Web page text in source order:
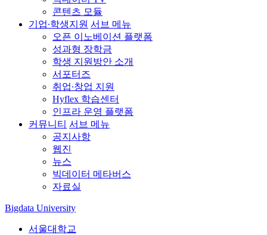
콘텐츠 모듈
기업∙학생지원 서브 메뉴
오픈 이노베이션 플랫폼
성과형 장학금
학생 지원방안 소개
서포터즈
취업∙창업 지원
Hyflex 학습센터
인프라 운영 플랫폼
커뮤니티 서브 메뉴
공지사항
웹진
뉴스
빅데이터 메타버스
자료실
Bigdata University
서울대학교